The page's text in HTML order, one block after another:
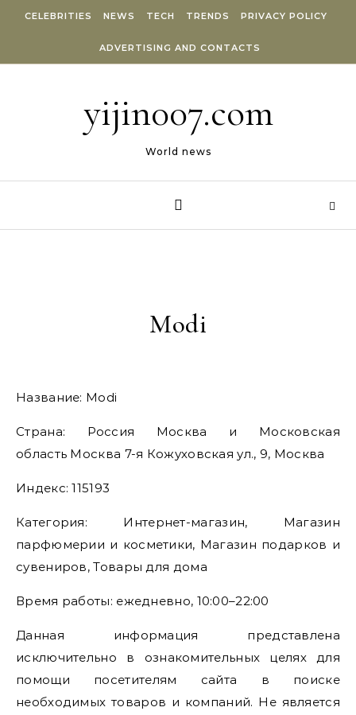
CELEBRITIES NEWS TECH TRENDS PRIVACY POLICY
ADVERTISING AND CONTACTS
yijin007.com
World news
Modi
Название: Modi
Страна: Россия Москва и Московская
область Москва 7-я Кожуховская ул., 9, Москва
Индекс: 115193
Категория: Интернет-магазин, Магазин
парфюмерии и косметики, Магазин подарков и
сувениров, Товары для дома
Время работы: ежедневно, 10:00–22:00
Данная информация представлена
исключительно в ознакомительных целях для
помощи посетителям сайта в поиске
необходимых товаров и компаний. Не является